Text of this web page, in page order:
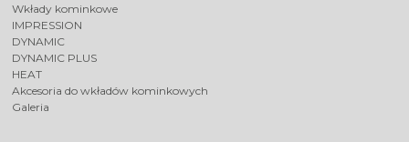
Wkłady kominkowe
IMPRESSION
DYNAMIC
DYNAMIC PLUS
HEAT
Akcesoria do wkładów kominkowych
Galeria